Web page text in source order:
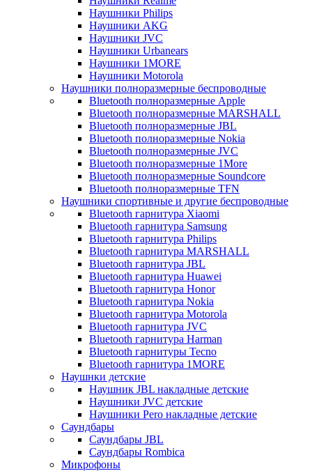
Наушники Philips
Наушники AKG
Наушники JVC
Наушники Urbanears
Наушники 1MORE
Наушники Motorola
Наушники полноразмерные беспроводные
Bluetooth полноразмерные Apple
Bluetooth полноразмерные MARSHALL
Bluetooth полноразмерные JBL
Bluetooth полноразмерные Nokia
Bluetooth полноразмерные JVC
Bluetooth полноразмерные 1More
Bluetooth полноразмерные Soundcore
Bluetooth полноразмерные TFN
Наушники спортивные и другие беспроводные
Bluetooth гарнитура Xiaomi
Bluetooth гарнитура Samsung
Bluetooth гарнитура Philips
Bluetooth гарнитура MARSHALL
Bluetooth гарнитура JBL
Bluetooth гарнитура Huawei
Bluetooth гарнитура Honor
Bluetooth гарнитура Nokia
Bluetooth гарнитура Motorola
Bluetooth гарнитура JVC
Bluetooth гарнитура Harman
Bluetooth гарнитуры Tecno
Bluetooth гарнитура 1MORE
Наушнки детские
Наушник JBL накладные детские
Наушники JVC детские
Наушники Pero накладные детские
Саундбары
Саундбары JBL
Саундбары Rombica
Микрофоны